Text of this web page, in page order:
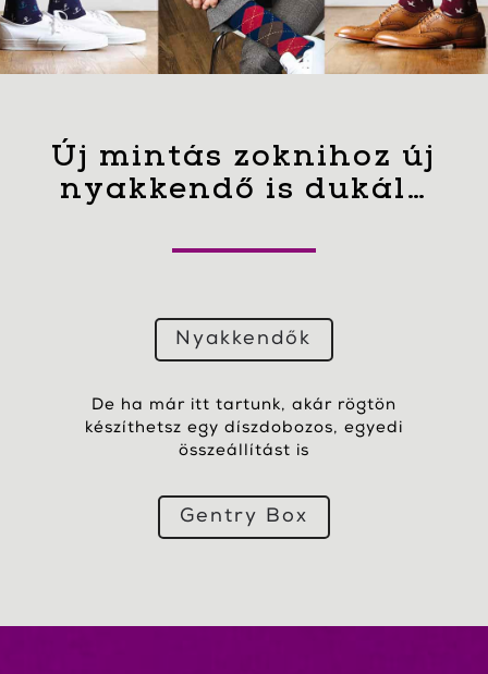
Új mintás zoknihoz új
nyakkendő is dukál…
Nyakkendők
De ha már itt tartunk, akár rögtön
készíthetsz egy díszdobozos, egyedi
összeállítást is
Gentry Box